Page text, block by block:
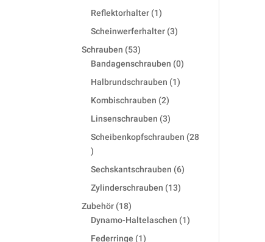
product
Reflektorhalter 11
product
Scheinwerferhalter 33
Schrauben 5353
products
Bandagenschrauben 00
Halbrundschrauben 11
Kombischrauben 22
products
Linsenschrauben 33
products
Scheibenkopfschrauben 28
28
products
Sechskantschrauben 66
Zylinderschrauben 1313
Zubehör 1818
products
Dynamo-Haltelaschen 11
Federringe 11